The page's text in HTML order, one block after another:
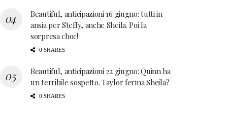
Beautiful, anticipazioni 16 giugno: tutti in
ansia per Steffy, anche Sheila. Poi la
sorpresa choc!
0 SHARES
Beautiful, anticipazioni 22 giugno: Quinn ha
un terribile sospetto. Taylor ferma Sheila?
0 SHARES